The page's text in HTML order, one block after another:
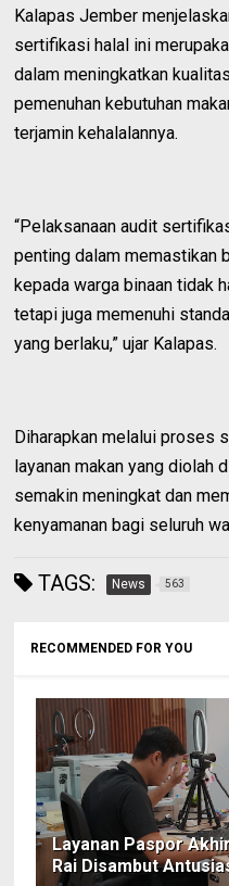
Kalapas Jember
sertifikasi halal ini
dalam meningkatkan
pemenuhan kebutuhan
terjamin kehalalannya.
“Pelaksanaan audit
penting dalam memastikan
kepada warga binaan tidak
tetapi juga memenuhi
yang berlaku,” ujar Kalapas.
Diharapkan melalui proses
layanan makan yang diolah
semakin meningkat dan
kenyamanan bagi seluruh
TAGS: News 563
RECOMMENDED FOR YOU
Layanan Paspor
Rai Disambut